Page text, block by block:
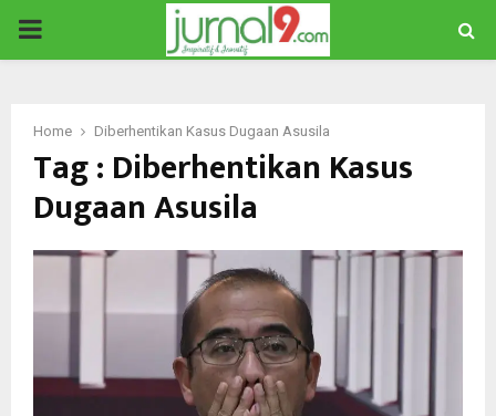
PRIMARY
Home Diberhentikan Kasus Dugaan Asusila
Tag : Diberhentikan Kasus
Dugaan Asusila